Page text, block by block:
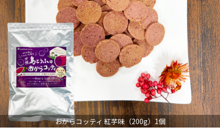
おからコッティ 紅芋味（200g）1個